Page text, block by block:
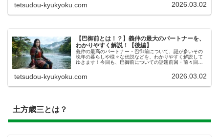
tetsudou-kyukyoku.com 2026.03.02
【巴御前とは！？】義仲の最大のパートナーを、
わかりやすく解説！【後編】
義仲の最高のパートナー・巴御前について、謎が多いその
晩年の暮らしや様々な伝説などを、わかりやすく解説して
ゆきます！今回も、巴御前についての話題前回・前々回に
tetsudou-kyukyoku.com 2026.03.02
土方歳三とは？